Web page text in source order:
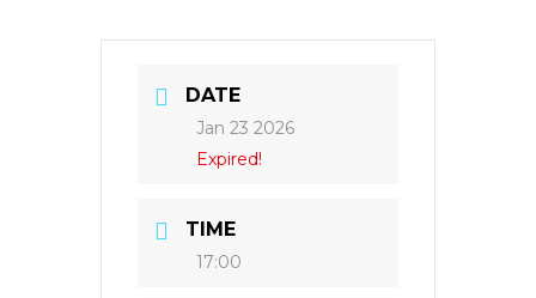
DATE
Jan 23 2026
Expired!
TIME
17:00